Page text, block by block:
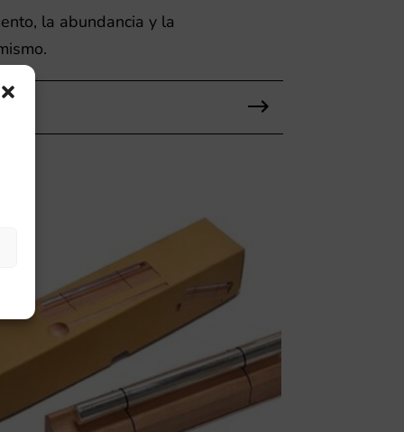
la abundancia y la